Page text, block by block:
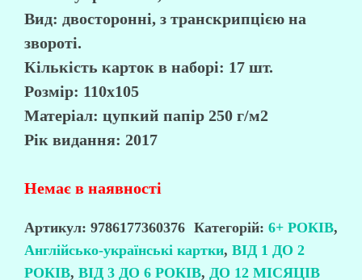
Вид: двосторонні, з транскрипцією на
звороті.
Кількість карток в наборі: 17 шт.
Розмір: 110х105
Матеріал: цупкий папір 250 г/м2
Рік видання: 2017
Немає в наявності
Артикул: 9786177360376 Категорій: 6+ РОКІВ,
Англійсько-українські картки, ВІД 1 ДО 2
РОКІВ, ВІД 3 ДО 6 РОКІВ, ДО 12 МІСЯЦІВ